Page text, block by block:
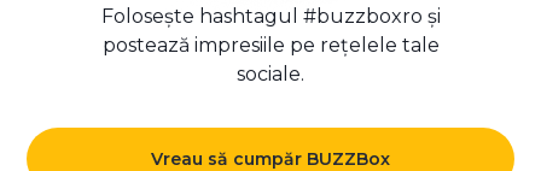
Folosește hashtagul #buzzboxro și
postează impresiile pe rețelele tale
sociale.
Vreau să cumpăr BUZZBox